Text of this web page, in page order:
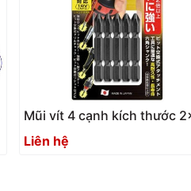
Mũi vít 4 cạnh kích thước
ANEX AKL-5P2053
Liên hệ